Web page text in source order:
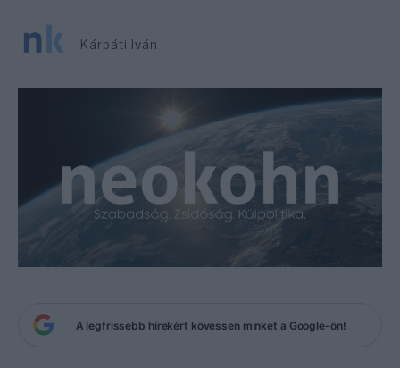
Kárpáti Iván
A legfrissebb hírekért kövessen minket a Google-ön!